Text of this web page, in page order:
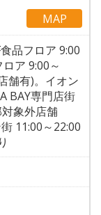
MAP
品フロア 9:00
ア 9:00～
舗有)。イオン
BAY専門店街
象外店舗
11:00～22:00